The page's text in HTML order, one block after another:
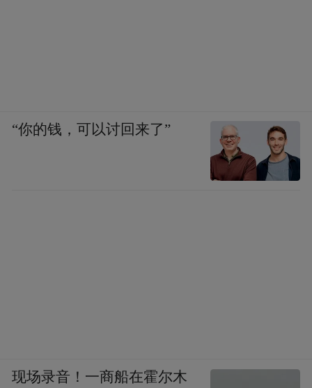
“你的钱，可以讨回来了”
现场录音！一商船在霍尔木